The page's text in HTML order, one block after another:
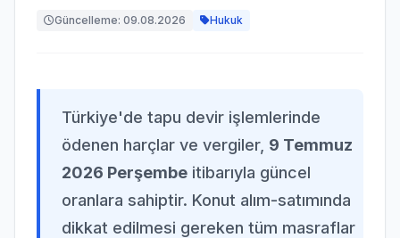
Güncelleme: 09.08.2026 Hukuk
Türkiye'de tapu devir işlemlerinde
ödenen harçlar ve vergiler, 9 Temmuz
2026 Perşembe itibarıyla güncel
oranlara sahiptir. Konut alım-satımında
dikkat edilmesi gereken tüm masraflar